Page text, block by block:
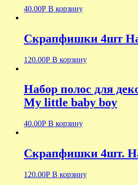
40.00Р В корзину
Скрапфишки 4шт
120.00Р В корзину
Набор полос для
My little baby boy
40.00Р В корзину
Скрапфишки 4шт.
120.00Р В корзину